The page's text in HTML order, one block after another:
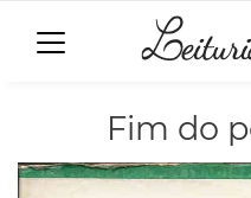
Fim do